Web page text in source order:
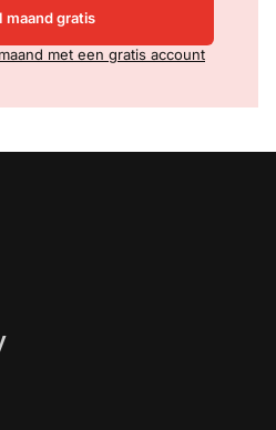
maand gratis
met een gratis account